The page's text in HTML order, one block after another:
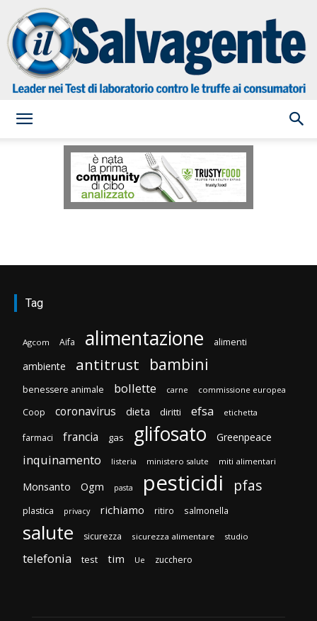
Salvagente
Tag
Agcom Aifa alimentazione alimenti
ambiente antitrust bambini
benessere animale bollette carne commissione europea
Coop coronavirus dieta diritti efsa etichetta
farmaci francia gas glifosato Greenpeace
inquinamento listeria ministero salute miti alimentari
Monsanto Ogm pasta pesticidi pfas
plastica privacy richiamo ritiro salmonella
salute sicurezza sicurezza alimentare studio
telefonia test tim Ue zucchero